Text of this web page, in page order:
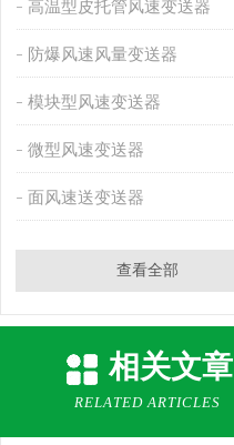
高温型皮托管风速变送器
防爆风速风量变送器
模块型风速变送器
微型风速变送器
面风速送变送器
查看全部
相关文章
RELATED ARTICLES